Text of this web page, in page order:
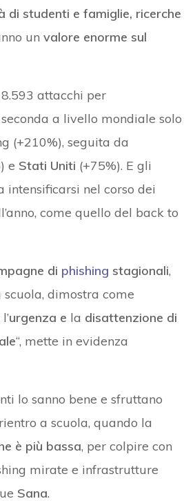
di studenti e famiglie, ricerche
unvalore enorme sul
attacchi per
a livello mondiale solo
(+210%), seguita da
e Stati Uniti (+75%). E gli
intensificarsi nel corso dei
come quello del back to
di phishing stagionali,
dimostra come
urgenza e la disattenzione di
“, mette in evidenza
lo sanno bene e sfruttano
a scuola, quando la
è più bassa, per colpire con
mirate e infrastrutture
Sana.